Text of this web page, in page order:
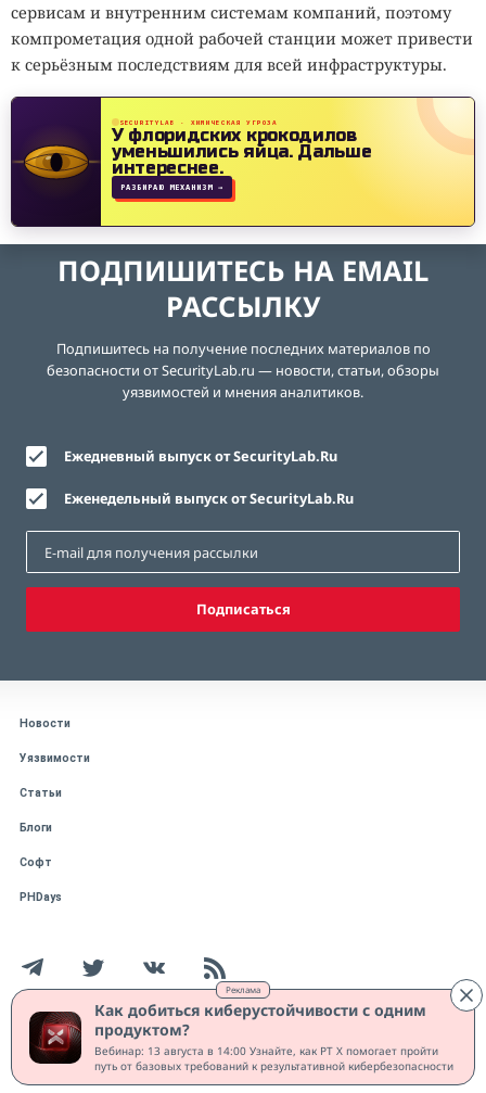
Реклама
Как добиться киберустойчивости с одним
продуктом?
Вебинар: 13 августа в 14:00 Узнайте, как PT X помогает пройти
путь от базовых требований к результативной кибербезопасности
сервисам и внутренним системам компаний, поэтому
компрометация одной рабочей станции может привести
к серьёзным последствиям для всей инфраструктуры.
SECURITYLAB · ХИМИЧЕСКАЯ УГРОЗА
У флоридских крокодилов
уменьшились яйца.Дальше
интереснее.
РАЗБИРАЮ МЕХАНИЗМ →
ПОДПИШИТЕСЬ НА EMAIL
РАССЫЛКУ
Подпишитесь на получение последних материалов по
безопасности от SecurityLab.ru — новости, статьи, обзоры
уязвимостей и мнения аналитиков.
Ежедневный выпуск от SecurityLab.Ru
Еженедельный выпуск от SecurityLab.Ru
Подписаться
Новости
Уязвимости
Статьи
Блоги
Софт
PHDays
Работает на CMS "1С-Битрикс: Управление сайтом"
Защищено CURATOR